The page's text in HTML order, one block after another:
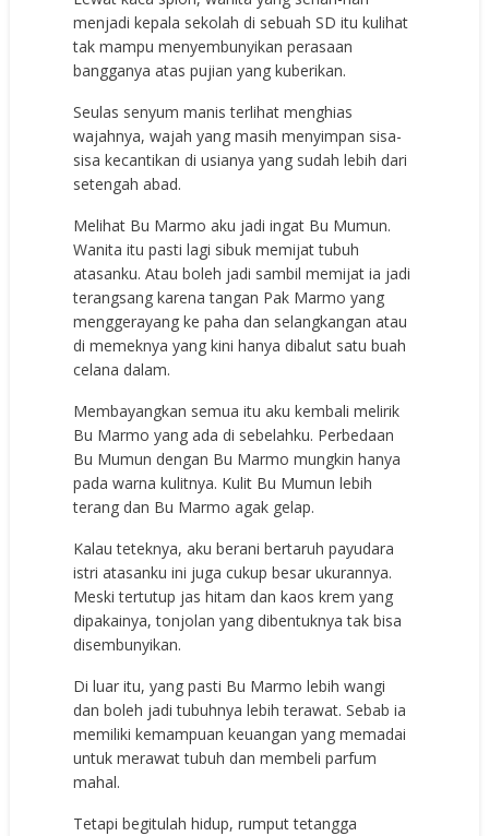
menjadi kepala sekolah di sebuah SD itu kulihat
tak mampu menyembunyikan perasaan
bangganya atas pujian yang kuberikan.
Seulas senyum manis terlihat menghias
wajahnya, wajah yang masih menyimpan sisa-
sisa kecantikan di usianya yang sudah lebih dari
setengah abad.
Melihat Bu Marmo aku jadi ingat Bu Mumun.
Wanita itu pasti lagi sibuk memijat tubuh
atasanku. Atau boleh jadi sambil memijat ia jadi
terangsang karena tangan Pak Marmo yang
menggerayang ke paha dan selangkangan atau
di memeknya yang kini hanya dibalut satu buah
celana dalam.
Membayangkan semua itu aku kembali melirik
Bu Marmo yang ada di sebelahku. Perbedaan
Bu Mumun dengan Bu Marmo mungkin hanya
pada warna kulitnya. Kulit Bu Mumun lebih
terang dan Bu Marmo agak gelap.
Kalau teteknya, aku berani bertaruh payudara
istri atasanku ini juga cukup besar ukurannya.
Meski tertutup jas hitam dan kaos krem yang
dipakainya, tonjolan yang dibentuknya tak bisa
disembunyikan.
Di luar itu, yang pasti Bu Marmo lebih wangi
dan boleh jadi tubuhnya lebih terawat. Sebab ia
memiliki kemampuan keuangan yang memadai
untuk merawat tubuh dan membeli parfum
mahal.
Tetapi begitulah hidup, rumput tetangga